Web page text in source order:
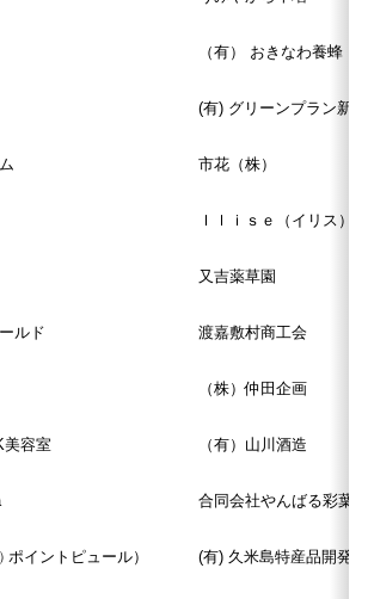
（有） おきなわ養蜂
(有) グリーンプラン新城
市花（株）
Ｉｌｉｓｅ（イリス）
又吉薬草園
ルド 渡嘉敷村商工会
（株）仲田企画
美容室 （有）山川酒造
合同会社やんばる彩葉
イントピュール） (有) 久米島特産品開発